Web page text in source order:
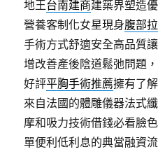
地王台南建商建築界塑造
營養客制化女星現身腹部
手術方式舒適安全高品質
增改善產後陰道鬆弛問題
好評平胸手術推薦擁有了
來自法國的體雕儀器法式
摩和吸力技術借錢必看臉
單便利低利息的典當融資